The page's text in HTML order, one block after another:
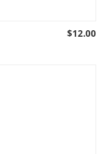
$12.00